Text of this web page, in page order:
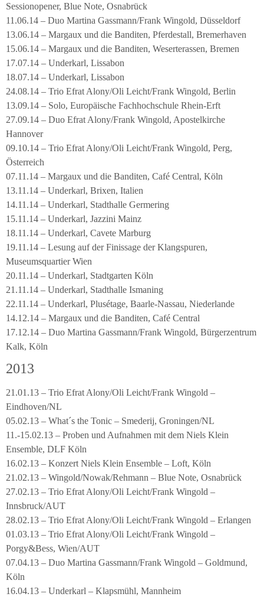
Sessionopener, Blue Note, Osnabrück
11.06.14 – Duo Martina Gassmann/Frank Wingold, Düsseldorf
13.06.14 – Margaux und die Banditen, Pferdestall, Bremerhaven
15.06.14 – Margaux und die Banditen, Weserterassen, Bremen
17.07.14 – Underkarl, Lissabon
18.07.14 – Underkarl, Lissabon
24.08.14 – Trio Efrat Alony/Oli Leicht/Frank Wingold, Berlin
13.09.14 – Solo, Europäische Fachhochschule Rhein-Erft
27.09.14 – Duo Efrat Alony/Frank Wingold, Apostelkirche
Hannover
09.10.14 – Trio Efrat Alony/Oli Leicht/Frank Wingold, Perg,
Österreich
07.11.14 – Margaux und die Banditen, Café Central, Köln
13.11.14 – Underkarl, Brixen, Italien
14.11.14 – Underkarl, Stadthalle Germering
15.11.14 – Underkarl, Jazzini Mainz
18.11.14 – Underkarl, Cavete Marburg
19.11.14 – Lesung auf der Finissage der Klangspuren,
Museumsquartier Wien
20.11.14 – Underkarl, Stadtgarten Köln
21.11.14 – Underkarl, Stadthalle Ismaning
22.11.14 – Underkarl, Plusétage, Baarle-Nassau, Niederlande
14.12.14 – Margaux und die Banditen, Café Central
17.12.14 – Duo Martina Gassmann/Frank Wingold, Bürgerzentrum
Kalk, Köln
2013
21.01.13 – Trio Efrat Alony/Oli Leicht/Frank Wingold –
Eindhoven/NL
05.02.13 – What´s the Tonic – Smederij, Groningen/NL
11.-15.02.13 – Proben und Aufnahmen mit dem Niels Klein
Ensemble, DLF Köln
16.02.13 – Konzert Niels Klein Ensemble – Loft, Köln
21.02.13 – Wingold/Nowak/Rehmann – Blue Note, Osnabrück
27.02.13 – Trio Efrat Alony/Oli Leicht/Frank Wingold –
Innsbruck/AUT
28.02.13 – Trio Efrat Alony/Oli Leicht/Frank Wingold – Erlangen
01.03.13 – Trio Efrat Alony/Oli Leicht/Frank Wingold –
Porgy&Bess, Wien/AUT
07.04.13 – Duo Martina Gassmann/Frank Wingold – Goldmund,
Köln
16.04.13 – Underkarl – Klapsmühl, Mannheim